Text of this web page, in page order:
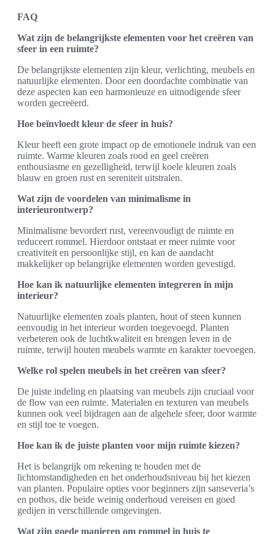
FAQ
Wat zijn de belangrijkste elementen voor het creëren van
sfeer in een ruimte?
De belangrijkste elementen zijn kleur, verlichting, meubels en
natuurlijke elementen. Door een doordachte combinatie van
deze aspecten kan een harmonieuze en uitnodigende sfeer
worden gecreëerd.
Hoe beïnvloedt kleur de sfeer in huis?
Kleur heeft een grote impact op de emotionele indruk van een
ruimte. Warme kleuren zoals rood en geel creëren
enthousiasme en gezelligheid, terwijl koele kleuren zoals
blauw en groen rust en sereniteit uitstralen.
Wat zijn de voordelen van minimalisme in
interieurontwerp?
Minimalisme bevordert rust, vereenvoudigt de ruimte en
reduceert rommel. Hierdoor ontstaat er meer ruimte voor
creativiteit en persoonlijke stijl, en kan de aandacht
makkelijker op belangrijke elementen worden gevestigd.
Hoe kan ik natuurlijke elementen integreren in mijn
interieur?
Natuurlijke elementen zoals planten, hout of steen kunnen
eenvoudig in het interieur worden toegevoegd. Planten
verbeteren ook de luchtkwaliteit en brengen leven in de
ruimte, terwijl houten meubels warmte en karakter toevoegen.
Welke rol spelen meubels in het creëren van sfeer?
De juiste indeling en plaatsing van meubels zijn cruciaal voor
de flow van een ruimte. Materialen en texturen van meubels
kunnen ook veel bijdragen aan de algehele sfeer, door warmte
en stijl toe te voegen.
Hoe kan ik de juiste planten voor mijn ruimte kiezen?
Het is belangrijk om rekening te houden met de
lichtomstandigheden en het onderhoudsniveau bij het kiezen
van planten. Populaire opties voor beginners zijn sanseveria’s
en pothos, die beide weinig onderhoud vereisen en goed
gedijen in verschillende omgevingen.
Wat zijn goede manieren om rommel in huis te